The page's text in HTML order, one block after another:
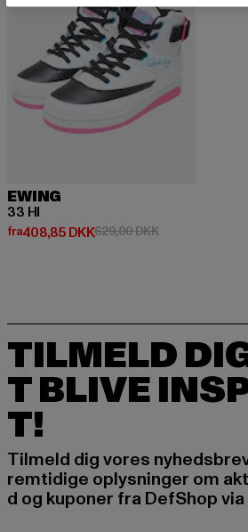
EWING
33 HI
fra408,85 DKK
Nuværende pris: Fra 408,85 DKK
629,00 DKKKampagnepris:
TILMELD
T BLIVE
T!
Tilmeld dig vores
remtidige oplysninger om
d og kuponer fra DefShop